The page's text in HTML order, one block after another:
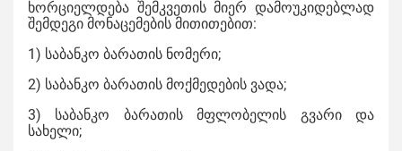
ხორციელდება შემკვეთის მიერ დამოუკიდებლად
შემდეგი მონაცემების მითითებით:
1) საბანკო ბარათის ნომერი;
2) საბანკო ბარათის მოქმედების ვადა;
3) საბანკო ბარათის მფლობელის გვარი და
სახელი;